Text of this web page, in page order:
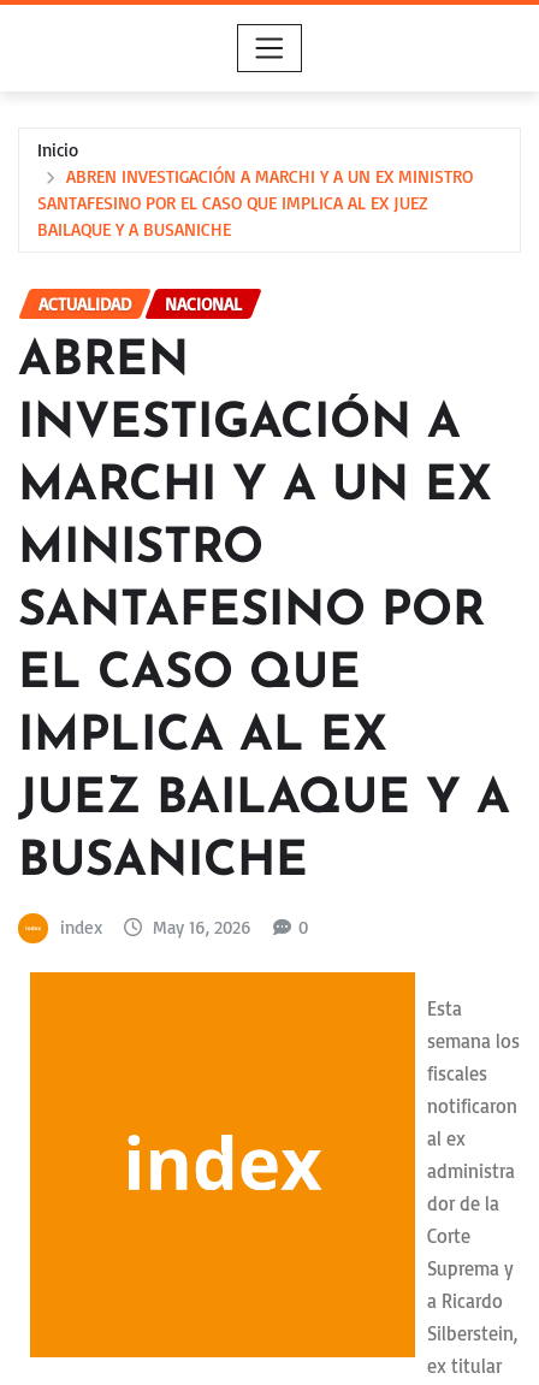
Inicio
ABREN INVESTIGACIÓN A MARCHI Y A UN EX MINISTRO
SANTAFESINO POR EL CASO QUE IMPLICA AL EX JUEZ
BAILAQUE Y A BUSANICHE
ACTUALIDAD NACIONAL
ABREN
INVESTIGACIÓN A
MARCHI Y A UN EX
MINISTRO
SANTAFESINO POR
EL CASO QUE
IMPLICA AL EX
JUEZ BAILAQUE Y A
BUSANICHE
index May 16, 2026 0
Esta
semana los
fiscales
notificaron
al ex
administra
dor de la
Corte
Suprema y
a Ricardo
Silberstein,
ex titular